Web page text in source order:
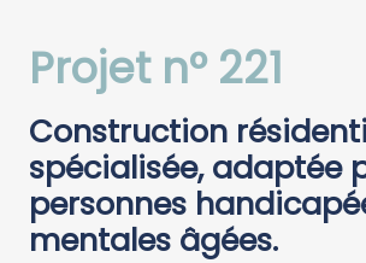
Projet n° 221
Construction
spécialisée, adaptée
personnes
mentales âgées.